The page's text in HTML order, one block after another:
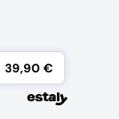
39,90 €